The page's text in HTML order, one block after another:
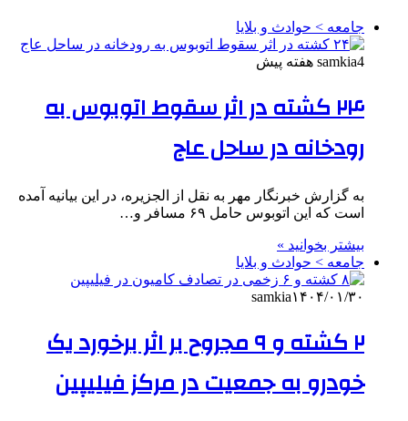
جامعه > حوادث و بلایا
samkia4 هفته پیش
۲۴ کشته در اثر سقوط اتوبوس به
رودخانه در ساحل عاج
به گزارش خبرنگار مهر به نقل از الجزیره، در این بیانیه آمده
است که این اتوبوس حامل ۶۹ مسافر و…
بیشتر بخوانید »
جامعه > حوادث و بلایا
samkia۱۴۰۴/۰۱/۳۰
۲ کشته و ۹ مجروح بر اثر برخورد یک
خودرو به جمعیت در مرکز فیلیپین